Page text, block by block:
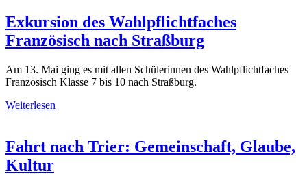
Exkursion des Wahlpflichtfaches
Französisch nach Straßburg
Am 13. Mai ging es mit allen Schülerinnen des Wahlpflichtfaches
Französisch Klasse 7 bis 10 nach Straßburg.
Weiterlesen
Fahrt nach Trier: Gemeinschaft, Glaube,
Kultur